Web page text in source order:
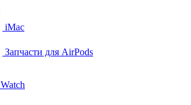
iMac
Запчасти для AirPods
Watch